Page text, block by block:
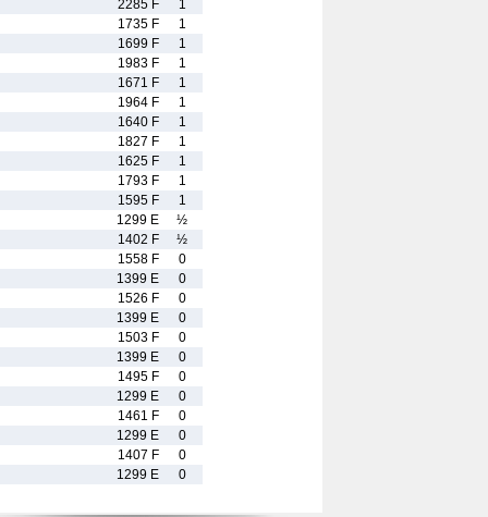
2285 F
1
1735 F
1
1699 F
1
1983 F
1
1671 F
1
1964 F
1
1640 F
1
1827 F
1
1625 F
1
1793 F
1
1595 F
1
1299 E
½
1402 F
½
1558 F
0
1399 E
0
1526 F
0
1399 E
0
1503 F
0
1399 E
0
1495 F
0
1299 E
0
1461 F
0
1299 E
0
1407 F
0
1299 E
0